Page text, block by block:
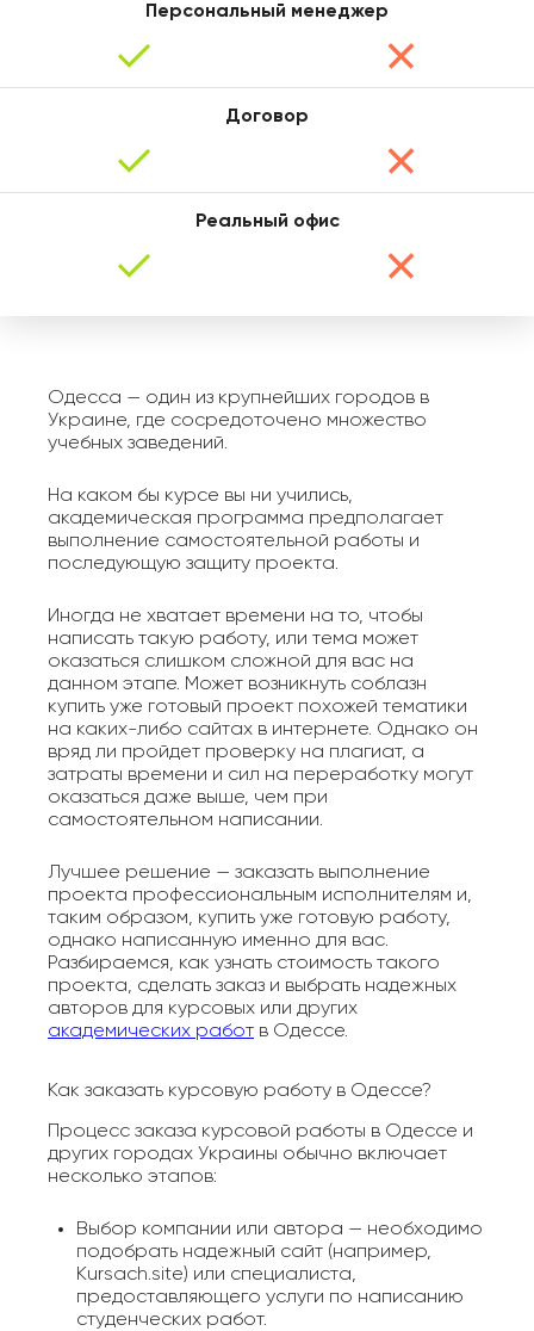
Персональный менеджер
Договор
Реальный офис
Одесса — один из крупнейших городов в
Украине, где сосредоточено множество
учебных заведений.
На каком бы курсе вы ни учились,
академическая программа предполагает
выполнение самостоятельной работы и
последующую защиту проекта.
Иногда не хватает времени на то, чтобы
написать такую работу, или тема может
оказаться слишком сложной для вас на
данном этапе. Может возникнуть соблазн
купить уже готовый проект похожей тематики
на каких-либо сайтах в интернете. Однако он
вряд ли пройдет проверку на плагиат, а
затраты времени и сил на переработку могут
оказаться даже выше, чем при
самостоятельном написании.
Лучшее решение — заказать выполнение
проекта профессиональным исполнителям и,
таким образом, купить уже готовую работу,
однако написанную именно для вас.
Разбираемся, как узнать стоимость такого
проекта, сделать заказ и выбрать надежных
авторов для курсовых или других
академических работ в Одессе.
Как заказать курсовую работу в Одессе?
Процесс заказа курсовой работы в Одессе и
других городах Украины обычно включает
несколько этапов:
Выбор компании или автора — необходимо
подобрать надежный сайт (например,
Kursach.site) или специалиста,
предоставляющего услуги по написанию
студенческих работ.